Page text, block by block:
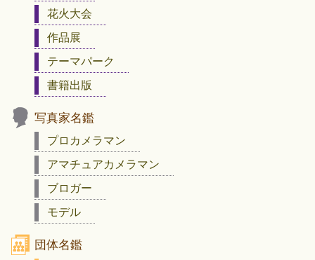
花火大会
作品展
テーマパーク
書籍出版
写真家名鑑
プロカメラマン
アマチュアカメラマン
ブロガー
モデル
団体名鑑